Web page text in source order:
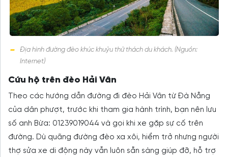
Địa hình đường đèo khúc khuỷu thử thách du khách. (Nguồn:
Internet)
Cứu hộ trên đèo Hải Vân
Theo các hướng dẫn đường đi đèo Hải Vân từ Đà Nẵng
của dân phượt, trước khi tham gia hành trình, bạn nên lưu
số anh Bừa: 01239019044 và gọi khi xe gặp sự cố trên
đường. Dù quãng đường đèo xa xôi, hiểm trở nhưng người
thợ sửa xe di động này vẫn luôn sẵn sàng giúp đỡ, hỗ trợ